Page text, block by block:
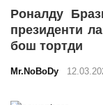
Роналду
президенти
бош тортди
Mr.NoBoDy